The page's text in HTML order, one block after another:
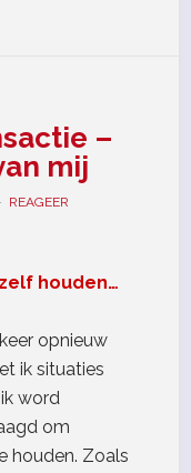
–
mij
REAGEER
houden…
opnieuw
ik situaties
word
om
houden. Zoals